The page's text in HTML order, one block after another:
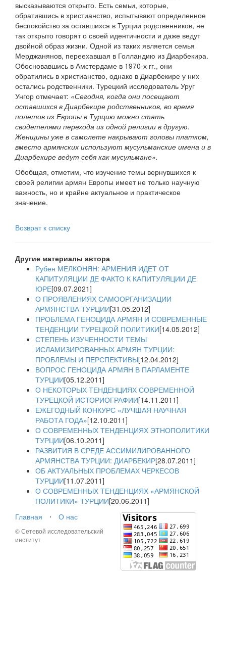
высказываются открыто. Есть семьи, которые,
обратившись в христианство, испытывают определенное
беспокойство за оставшихся в Турции родственников, не
так открыто говорят о своей идентичности и даже ведут
двойной образ жизни. Одной из таких является семья
Мерджанянов, переехавшая в Голландию из Диарбекира.
Обосновавшись в Амстердаме в 1970-х гг., они
обратились в христианство, однако в Диарбекире у них
остались родственники. Турецкий исследователь Уруг
Унгор отмечает: «Сегодня, когда они посещают
оставшихся в Диарбекире родственников, во время
полетов из Европы в Турцию можно стать
свидетелями перехода из одной религии в другую.
Женщины уже в самолете накрывают головы платком,
вместо армянских используют мусульманские имена и в
Диарбекире ведут себя как мусульмане».
Обобщая, отметим, что изучение темы вернувшихся к
своей религии армян Европы имеет не только научную
важность, но и крайне актуальное и практическое
значение.
Возврат к списку
Другие материалы автора
Рубен МЕЛКОНЯН: АРМЕНИЯ ИДЕТ ОТ
КАПИТУЛЯЦИИ ДЕ ФАКТО К КАПИТУЛЯЦИИ ДЕ
ЮРЕ[09.07.2021]
О ПРОЯВЛЕНИЯХ САМООРГАНИЗАЦИИ
АРМЯНСТВА ТУРЦИИ[31.05.2012]
ПРОБЛЕМА ГЕНОЦИДА АРМЯН И СОВРЕМЕННЫЕ
ТЕНДЕНЦИИ ТУРЕЦКОЙ ПОЛИТИКИ[14.05.2012]
СТЕПЕНЬ ИЗУЧЕННОСТИ ТЕМЫ
ИСЛАМИЗИРОВАННЫХ АРМЯН ТУРЦИИ:
ПРОБЛЕМЫ И ПЕРСПЕКТИВЫ[12.04.2012]
ВОПРОС ГЕНОЦИДА АРМЯН В ПАРЛАМЕНТЕ
ТУРЦИИ[05.12.2011]
О НЕКОТОРЫХ ТЕНДЕНЦИЯХ СОВРЕМЕННОЙ
ТУРЕЦКОЙ ИСТОРИОГРАФИИ[14.11.2011]
ЕЖЕГОДНЫЙ КОНКУРС «ЛУЧШАЯ НАУЧНАЯ
РАБОТА ГОДА»[12.10.2011]
О СОВРЕМЕННЫХ ТЕНДЕНЦИЯХ ЭТНОПОЛИТИКИ
ТУРЦИИ[06.10.2011]
РАЗВИТИЯ В СРЕДЕ АССИМИЛИРОВАННОГО
АРМЯНСТВА ТУРЦИИ: ДИАРБЕКИР[28.07.2011]
ОБ АКТУАЛЬНЫХ ПРОБЛЕМАХ ЧЕРКЕСОВ
ТУРЦИИ[11.07.2011]
О СОВРЕМЕННЫХ ТЕНДЕНЦИЯХ «АРМЯНСКОЙ
ПОЛИТИКИ» ТУРЦИИ[20.06.2011]
Главная
⋅ О нас
© Сетевой исследовательский
институт